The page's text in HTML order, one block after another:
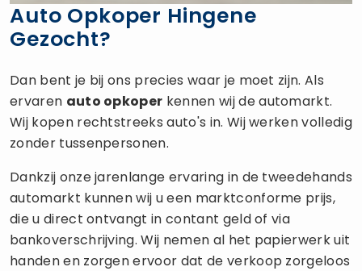
Auto Opkoper Hingene
Gezocht?
Dan bent je bij ons precies waar je moet zijn. Als
ervaren auto opkoper kennen wij de automarkt.
Wij kopen rechtstreeks auto's in. Wij werken volledig
zonder tussenpersonen.
Dankzij onze jarenlange ervaring in de tweedehands
automarkt kunnen wij u een marktconforme prijs,
die u direct ontvangt in contant geld of via
bankoverschrijving. Wij nemen al het papierwerk uit
handen en zorgen ervoor dat de verkoop zorgeloos